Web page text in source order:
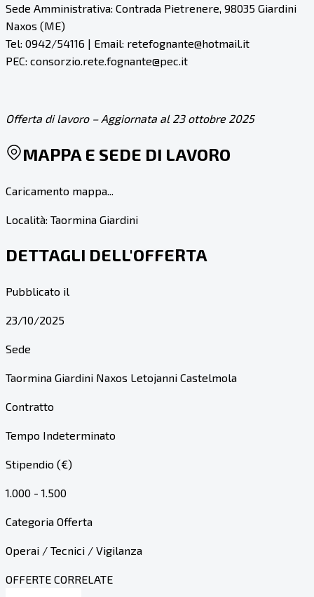
Sede Amministrativa: Contrada Pietrenere, 98035 Giardini
Naxos (ME)
Tel: 0942/54116 | Email: retefognante@hotmail.it
PEC: consorzio.rete.fognante@pec.it
Offerta di lavoro – Aggiornata al 23 ottobre 2025
MAPPA E SEDE DI LAVORO
Caricamento mappa...
Località: Taormina Giardini
DETTAGLI DELL'OFFERTA
Pubblicato il
23/10/2025
Sede
Taormina Giardini Naxos Letojanni Castelmola
Contratto
Tempo Indeterminato
Stipendio (€)
1.000 - 1.500
Categoria Offerta
Operai / Tecnici / Vigilanza
OFFERTE CORRELATE